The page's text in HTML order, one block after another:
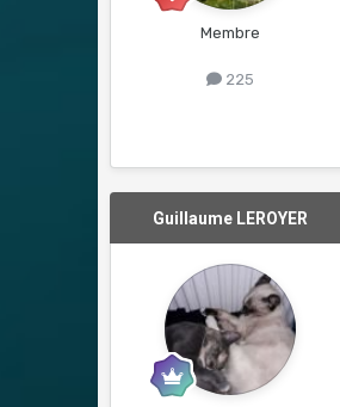
Membre
225
Guillaume LEROYER